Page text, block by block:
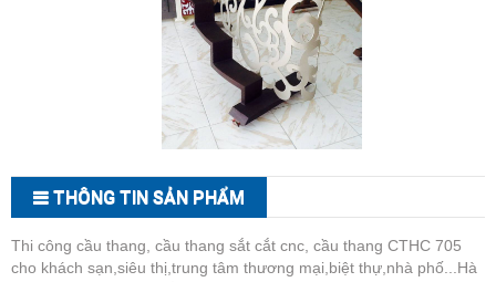
THÔNG TIN SẢN PHẨM
Thi công cầu thang, cầu thang sắt cắt cnc, cầu thang CTHC 705
cho khách sạn,siêu thị,trung tâm thương mại,biệt thự,nhà phố...Hà